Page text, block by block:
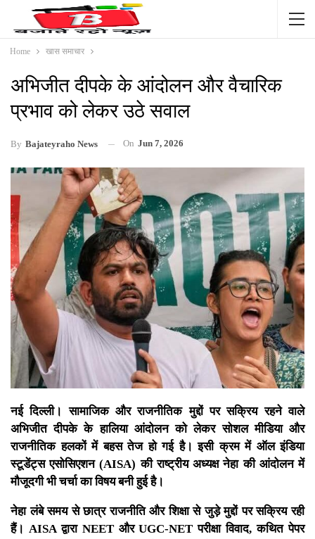
Home खास समाचार
अभिजीत दीपके के आंदोलन और वैचारिक
प्रभाव को लेकर उठे सवाल
By Bajateyraho News On Jun 7, 2026
नई दिल्ली। सामाजिक और राजनीतिक मुद्दों पर सक्रिय रहने वाले
अभिजीत दीपके के हालिया आंदोलन को लेकर सोशल मीडिया और
राजनीतिक हलकों में बहस तेज हो गई है। इसी क्रम में ऑल इंडिया
स्टूडेंट्स एसोसिएशन (AISA) की राष्ट्रीय अध्यक्ष नेहा की आंदोलन में
मौजूदगी भी चर्चा का विषय बनी हुई है।
नेहा लंबे समय से छात्र राजनीति और शिक्षा से जुड़े मुद्दों पर सक्रिय रही
हैं। AISA द्वारा NEET और UGC-NET परीक्षा विवाद, कथित पेपर